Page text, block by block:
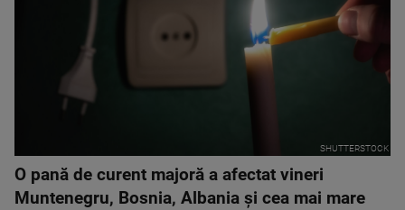
SHUTTERSTOCK
O pană de curent majoră a afectat vineri
Muntenegru, Bosnia, Albania și cea mai mare